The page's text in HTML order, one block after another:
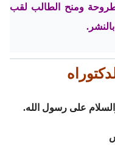
ومنح الطالب لقب
على رسول الله.